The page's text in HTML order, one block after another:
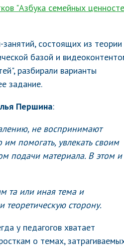
"Азбука семейных
состоящих из
базой и
разбирали варианты
задание.
Першина:
не воспринимают
помогать, увлекать своим
подачи материала. В этом и
та или иная тема и
теоретическую сторону.
у педагогов хватает
о темах,